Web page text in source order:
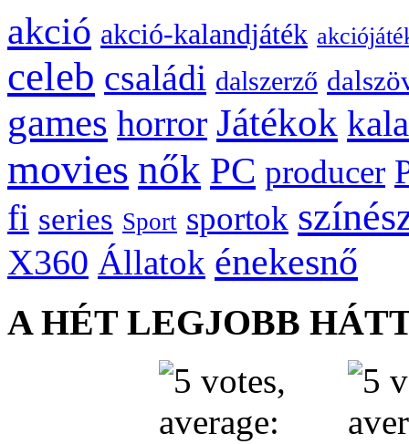
akció akció-kalandjáték
celeb családi dalszerző
games horror Játékok
movies nők PC producer
fi series Sport sportok
X360 Állatok énekesnő
A HÉT LEGJOBB